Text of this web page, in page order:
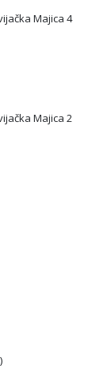
Majica 4
Majica 2